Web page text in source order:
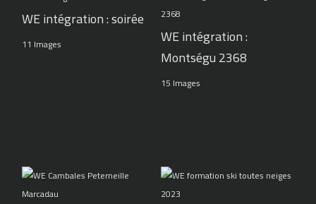
WE intégration : soirée
11 Images
WE intégration :
Montségu 2368
15 Images